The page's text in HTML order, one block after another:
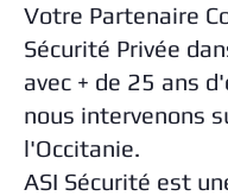
Votre Partenaire
Sécurité Privée
avec + de 25 ans
nous intervenons
l'Occitanie.
ASI Sécurité est